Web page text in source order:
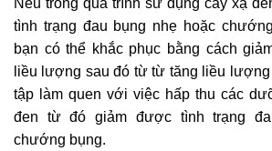
Nếu trong quá trình sử dụng cây xạ
tình trạng đau bụng nhẹ hoặc
bạn có thể khắc phục bằng cách
liều lượng sau đó từ từ tăng liều
tập làm quen với việc hấp thu các
đen từ đó giảm được tình trạng
chướng bụng.